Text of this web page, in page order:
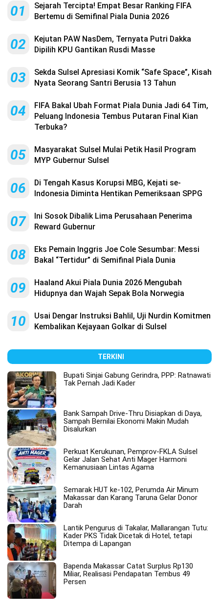
01
Sejarah Tercipta! Empat Besar Ranking FIFA
Bertemu di Semifinal Piala Dunia 2026
02
Kejutan PAW NasDem, Ternyata Putri Dakka
Dipilih KPU Gantikan Rusdi Masse
03
Sekda Sulsel Apresiasi Komik “Safe Space”, Kisah
Nyata Seorang Santri Berusia 13 Tahun
04
FIFA Bakal Ubah Format Piala Dunia Jadi 64 Tim,
Peluang Indonesia Tembus Putaran Final Kian
Terbuka?
05
Masyarakat Sulsel Mulai Petik Hasil Program
MYP Gubernur Sulsel
06
Di Tengah Kasus Korupsi MBG, Kejati se-
Indonesia Diminta Hentikan Pemeriksaan SPPG
07
Ini Sosok Dibalik Lima Perusahaan Penerima
Reward Gubernur
08
Eks Pemain Inggris Joe Cole Sesumbar: Messi
Bakal “Tertidur” di Semifinal Piala Dunia
09
Haaland Akui Piala Dunia 2026 Mengubah
Hidupnya dan Wajah Sepak Bola Norwegia
10
Usai Dengar Instruksi Bahlil, Uji Nurdin Komitmen
Kembalikan Kejayaan Golkar di Sulsel
TERKINI
Bupati Sinjai Gabung Gerindra, PPP: Ratnawati
Tak Pernah Jadi Kader
Bank Sampah Drive-Thru Disiapkan di Daya,
Sampah Bernilai Ekonomi Makin Mudah
Disalurkan
Perkuat Kerukunan, Pemprov-FKLA Sulsel
Gelar Jalan Sehat Anti Mager Harmoni
Kemanusiaan Lintas Agama
Semarak HUT ke-102, Perumda Air Minum
Makassar dan Karang Taruna Gelar Donor
Darah
Lantik Pengurus di Takalar, Mallarangan Tutu:
Kader PKS Tidak Dicetak di Hotel, tetapi
Ditempa di Lapangan
Bapenda Makassar Catat Surplus Rp130
Miliar, Realisasi Pendapatan Tembus 49
Persen